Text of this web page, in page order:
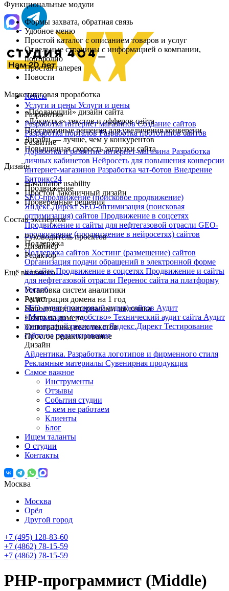
Кейсы
Услуги и цены Услуги и цены
Разработка
Разработка интернет магазиновСоздание сайтов
Разработка порталовРазработка прототипов сайтов
Развитие
Доработка и развитие интернет‑магазина Разработка
личных кабинетов Нейросеть для повышения конверсии
интернет-магазинов Разработка чат‑ботов Внедрение
Битрикс24
Продвижение
SEO-продвижение (поисковое продвижение)
Яндекс.ДиректSEO-оптимизация (поисковая
оптимизация) сайтов Продвижение в соцсетях
Продвижение и сайты для нефтегазовой отрасли GEO-
продвижение (продвижение в нейросетях) сайтов
Поддержка
Поддержка сайтов Хостинг (размещение) сайтов
Организация подачи обращений в электронной форме
на сайтеПродвижение в соцсетях Продвижение и сайты
для нефтегазовой отрасли Перенос сайта на платформу
Госвеб
Аудит
SEO-аудит (поисковый аудит) сайтов Аудит
«Маркетинг + удобство» Технический аудит сайта Аудит
контекстной рекламы в Яндекс.Директ Тестирование
сайта на проникновение
Дизайн
Айдентика. Разработка логотипов и фирменного стиля
Рекламные материалы Сувенирная продукция
Самое важное
Инструменты
Отзывы
События студии
С кем не работаем
Клиенты
Блог
Ищем таланты
О студии
Контакты
Москва
Москва
Орёл
Другой город
+7 (495) 128-83-60
+7 (4862) 78-15-59
+7 (4862) 78-15-59
PHP-программист (Middle)
Функциональные модули
Формы захвата, обратная связь
Удобное меню
Простой каталог с описанием товаров и услуг
Отдельные страницы с информацией о компании,
портфолио
Простая галерея
Новости
Маркетинговая проработка
«Продающий» дизайн сайта
«Докрутка» текстов и офферов сайта
Программные решения для увеличения конверсии
Дизайн — лучше, чем у конкурентов
Повышенная скорость загрузки сайта
Дизайн
Начальное usability
Простой лаконичный дизайн
Проверенные решения
Состав экспертов
Руководитель проектов
Дизайнер
Редактор
Ещё включено
Установка систем аналитики
Регистрация домена на 1 год
Наполнение материалами заказчика
Почта на домене
Типографика всех текстов
Простое редактирование